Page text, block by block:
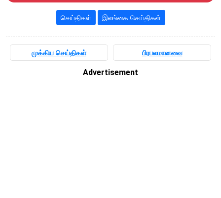
செய்திகள் இலங்கை செய்திகள்
முக்கிய செய்திகள் பிரபலமானவை
Advertisement